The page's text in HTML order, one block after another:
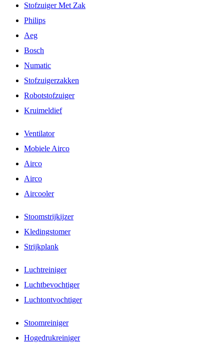
Stofzuiger Met Zak
Philips
Aeg
Bosch
Numatic
Stofzuigerzakken
Robotstofzuiger
Kruimeldief
Ventilator
Mobiele Airco
Airco
Airco
Aircooler
Stoomstrijkijzer
Kledingstomer
Strijkplank
Luchtreiniger
Luchtbevochtiger
Luchtontvochtiger
Stoomreiniger
Hogedrukreiniger